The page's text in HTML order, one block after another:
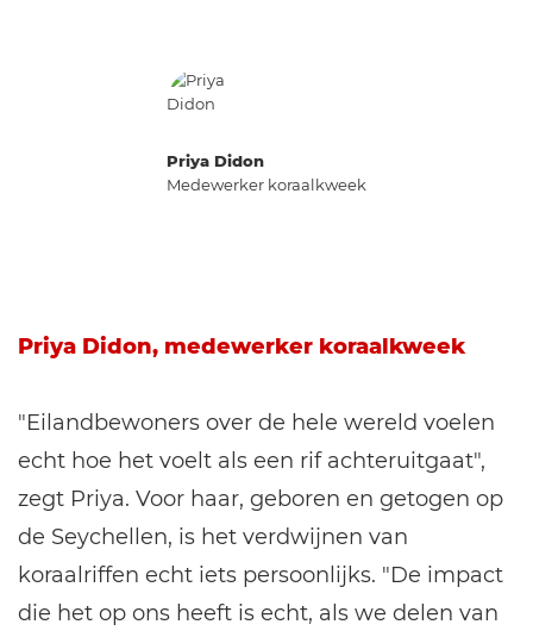
Priya Didon
Medewerker koraalkweek
Priya Didon, medewerker koraalkweek
"Eilandbewoners over de hele wereld voelen
echt hoe het voelt als een rif achteruitgaat",
zegt Priya. Voor haar, geboren en getogen op
de Seychellen, is het verdwijnen van
koraalriffen echt iets persoonlijks. "De impact
die het op ons heeft is echt, als we delen van